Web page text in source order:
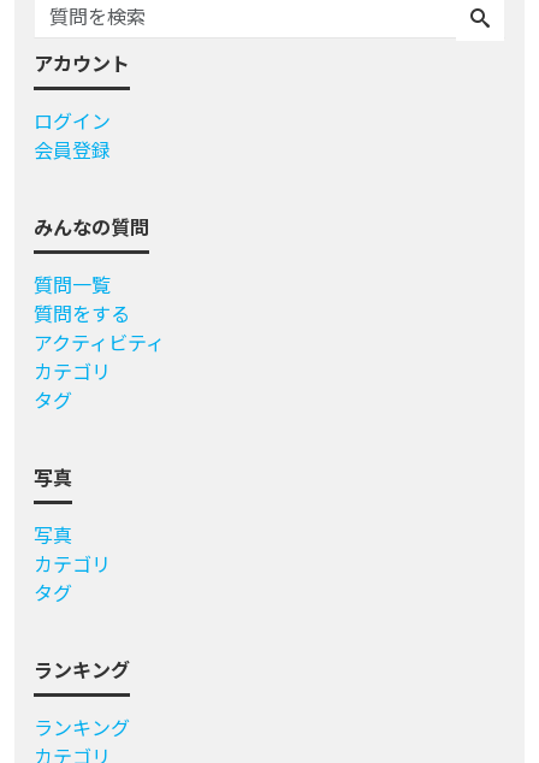
アカウント
ログイン
会員登録
みんなの質問
質問一覧
質問をする
アクティビティ
カテゴリ
タグ
写真
写真
カテゴリ
タグ
ランキング
ランキング
カテゴリ